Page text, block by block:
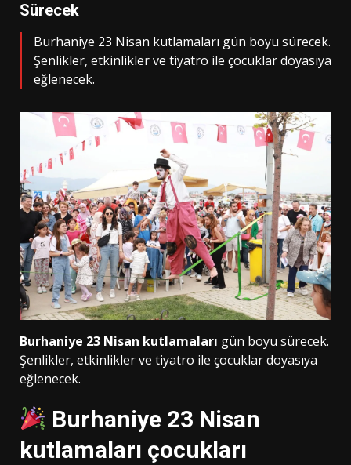
Sürecek
Burhaniye 23 Nisan kutlamaları gün boyu sürecek.
Şenlikler, etkinlikler ve tiyatro ile çocuklar doyasıya
eğlenecek.
Burhaniye 23 Nisan kutlamaları gün boyu sürecek.
Şenlikler, etkinlikler ve tiyatro ile çocuklar doyasıya
eğlenecek.
Burhaniye 23 Nisan
kutlamaları çocukları